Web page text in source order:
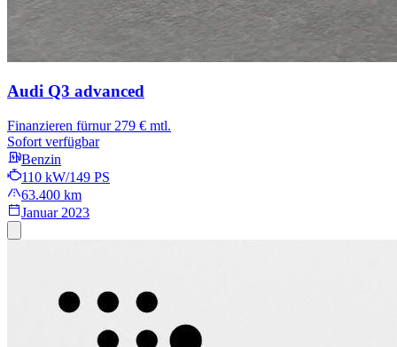
Audi Q3 advanced
Finanzieren fürnur 279 € mtl.
Sofort verfügbar
Benzin
110 kW/149 PS
63.400 km
Januar 2023